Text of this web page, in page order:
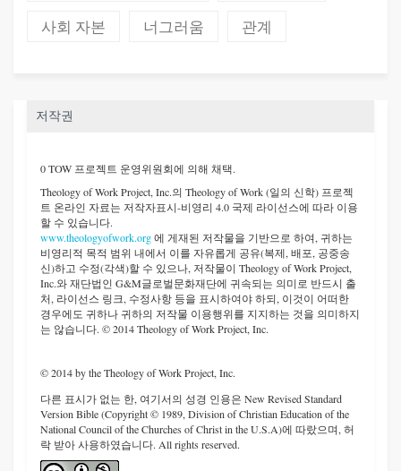
사회 자본 너그러움 관계
저작권
0 TOW 프로젝트 운영위원회에 의해 채택.
Theology of Work Project, Inc.의 Theology of Work (일의 신학) 프로젝
트 온라인 자료는 저작자표시-비영리 4.0 국제 라이선스에 따라 이용
할 수 있습니다.
www.theologyofwork.org에 게재된 저작물을 기반으로 하여, 귀하는
비영리적 목적 범위 내에서 이를 자유롭게 공유(복제, 배포, 공중송
신)하고 수정(각색)할 수 있으나, 저작물이 Theology of Work Project,
Inc.와 재단법인 G&M글로벌문화재단에 귀속되는 의미로 반드시 출
처, 라이선스 링크, 수정사항 등을 표시하여야 하되, 이것이 어떠한
경우에도 귀하나 귀하의 저작물 이용행위를 지지하는 것을 의미하지
는 않습니다. © 2014 Theology of Work Project, Inc.
© 2014 by the Theology of Work Project, Inc.
다른 표시가 없는 한, 여기서의 성경 인용은 New Revised Standard
Version Bible (Copyright © 1989, Division of Christian Education of the
National Council of the Churches of Christ in the U.S.A)에 따랐으며, 허
락 받아 사용하였습니다. All rights reserved.